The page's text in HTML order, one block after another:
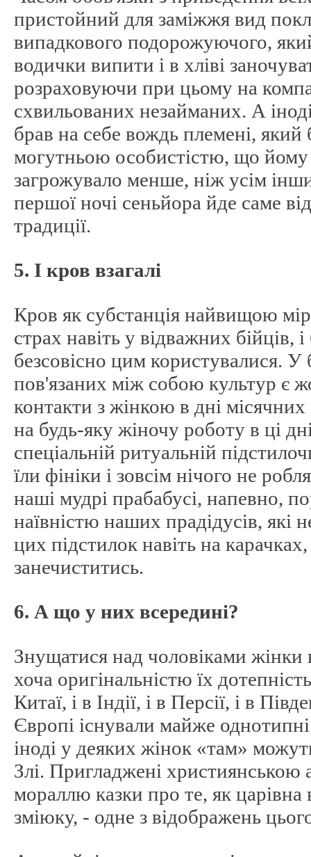
пристойний для заміжжя вид
випадкового подорожуючого,
водички випити і в хліві
розраховуючи при цьому на
схвильованих незайманих. А
брав на себе вождь племені, який
могутньою особистістю, що йому
загрожувало менше, ніж усім
першої ночі сеньйора йде саме
традиції.
5. І кров взагалі
Кров як субстанція найвищою
страх навіть у відважних бійців,
безсовісно цим користувалися. У
пов'язаних між собою культур є
контакти з жінкою в дні місячних
на будь-яку жіночу роботу в ці
спеціальній ритуальній
їли фініки і зовсім нічого не
наші мудрі прабабусі, напевно,
наївністю наших прадідусів, які
цих підстилок навіть на
занечиститись.
6. А що у них всередині?
Знущатися над чоловіками жінки
хоча оригінальністю їх
Китаї, і в Індії, і в Персії, і в
Європі існували майже
іноді у деяких жінок «там»
Злі. Пригладжені християнською
мораллю казки про те, як царівна
зміюку, - одне з відображень